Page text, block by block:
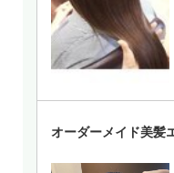
オーダーメイド美髪